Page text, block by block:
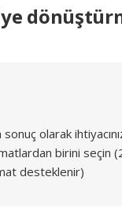
olarak
birini seçin
desteklenir)